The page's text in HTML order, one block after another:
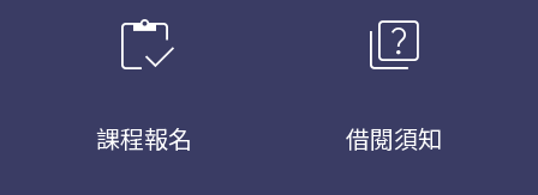
inventory
課程報名
quiz
借閱須知